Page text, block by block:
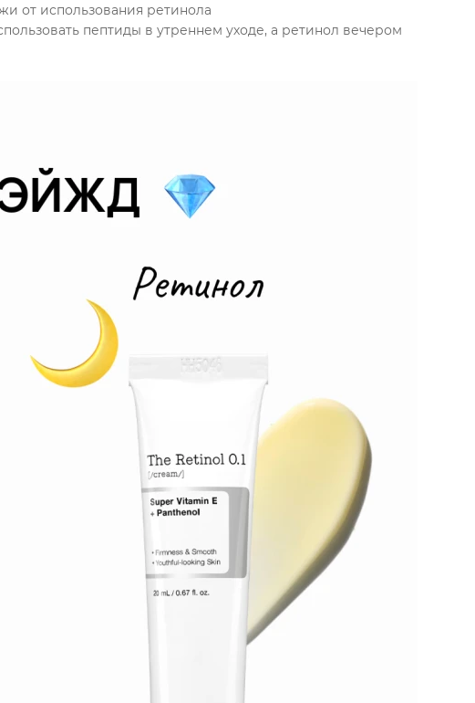
от использования ретинола
пептиды в утреннем уходе, а ретинол вечером